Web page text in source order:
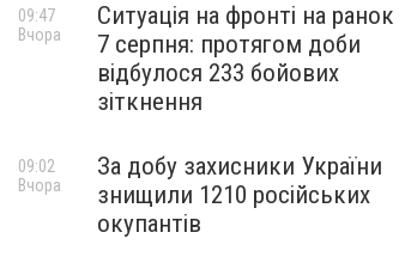
Ситуація на фронті на ранок
7 серпня: протягом доби
відбулося 233 бойових
зіткнення
09:47
Вчора
За добу захисники України
знищили 1210 російських
окупантів
09:02
Вчора